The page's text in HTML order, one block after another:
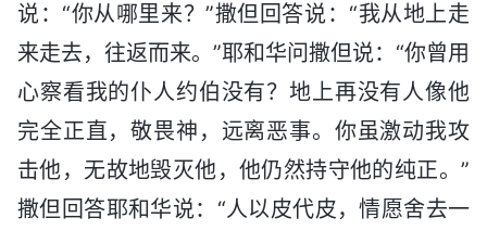
说：“你从哪里来？”撒但回答说：“我从地上走
来走去，往返而来。”耶和华问撒但说：“你曾用
心察看我的仆人约伯没有？地上再没有人像他
完全正直，敬畏神，远离恶事。你虽激动我攻
击他，无故地毁灭他，他仍然持守他的纯正。”
撒但回答耶和华说：“人以皮代皮，情愿舍去一